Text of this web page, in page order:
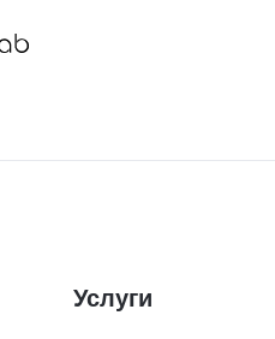
Услуги